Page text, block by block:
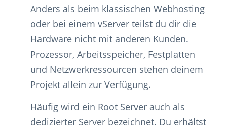
Anders als beim klassischen Webhosting
oder bei einem vServer teilst du dir die
Hardware nicht mit anderen Kunden.
Prozessor, Arbeitsspeicher, Festplatten
und Netzwerkressourcen stehen deinem
Projekt allein zur Verfügung.
Häufig wird ein Root Server auch als
dedizierter Server bezeichnet. Du erhältst